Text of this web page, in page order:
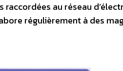
au réseau
régulièrement à des